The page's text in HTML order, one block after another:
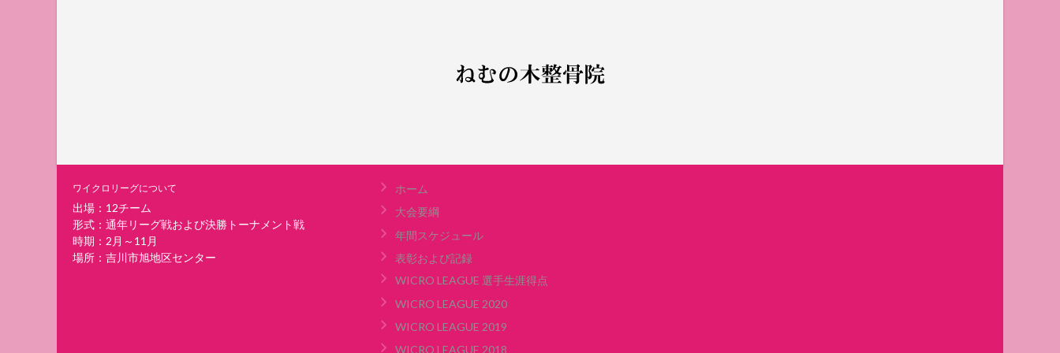
ワイクロリーグについて
出場：12チーム
形式：通年リーグ戦および決勝トーナメント戦
時期：2月～11月
場所：吉川市旭地区センター
ホーム
大会要綱
年間スケジュール
表彰および記録
WICRO LEAGUE 選手生涯得点
WICRO LEAGUE 2020
WICRO LEAGUE 2019
WICRO LEAGUE 2018